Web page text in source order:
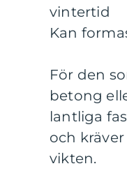
vintertid
Kan
För den
betong
lantliga
och
vikten.